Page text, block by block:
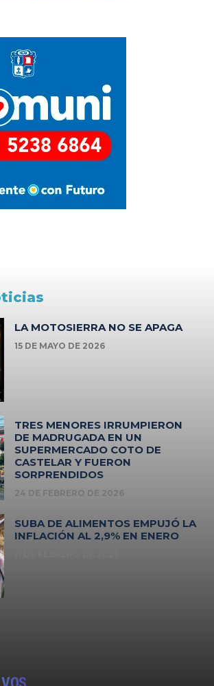
LA MOTOSIERRA NO SE APAGA
15 DE MAYO DE 2026
TRES MENORES IRRUMPIERON
DE MADRUGADA EN UN
SUPERMERCADO COTO DE
CASTELAR Y FUERON
SORPRENDIDOS
24 DE FEBRERO DE 2026
SUBA DE ALIMENTOS EMPUJÓ LA
INFLACIÓN AL 2,9% EN ENERO